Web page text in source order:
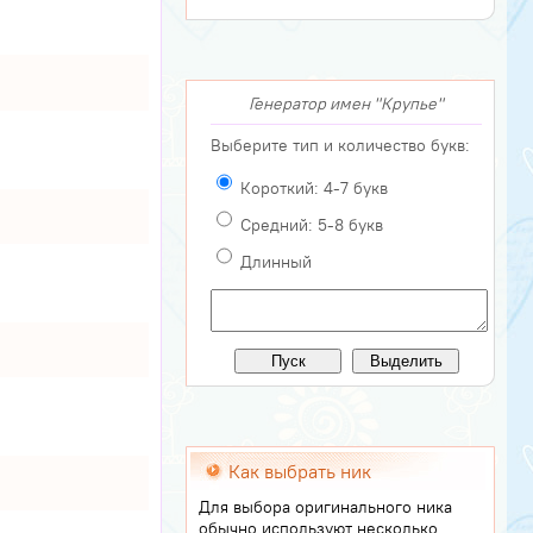
Генератор имен "Крупье"
Выберите тип и количество букв:
Короткий: 4-7 букв
Средний: 5-8 букв
Длинный
Как выбрать ник
Для выбора оригинального ника
обычно используют несколько